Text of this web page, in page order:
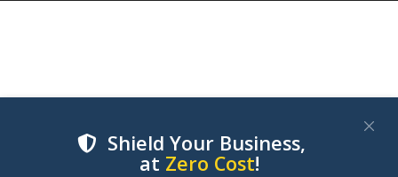
Shield Your Business,
at Zero Cost!